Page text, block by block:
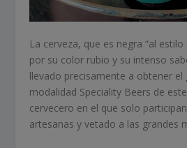
La cerveza, que es negra “al
por su color rubio y su intenso
llevado precisamente a obtener el
modalidad Speciality Beers de
cervecero en el que solo
artesanas y vetado a las grandes